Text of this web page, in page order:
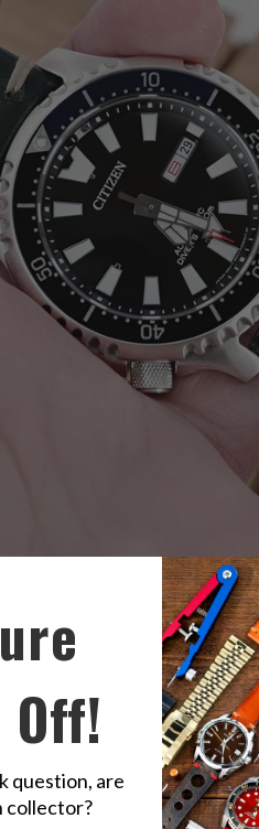
Italienisch Handgefertigtes
Position 8 Uhr schützt vor
bei nassen Bedingungen
wurde, bleiben gleich.
question, are
collector?